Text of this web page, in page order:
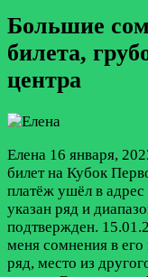
Большие
билета,
центра
Елена 16 января,
билет на Кубок
платёж ушёл в
указан ряд и
подтвержден.
меня сомнения в
ряд, место из